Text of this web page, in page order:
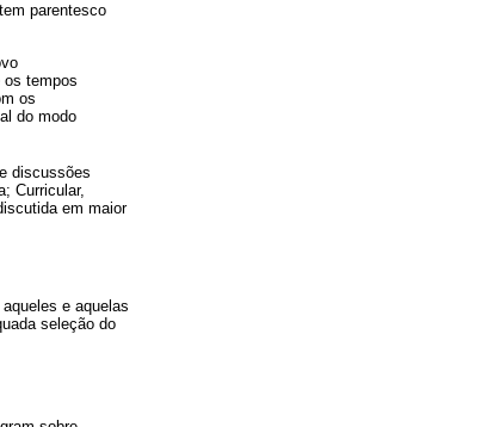
parentesco
os tempos
os
do modo
discussões
Curricular,
em maior
e aquelas
seleção do